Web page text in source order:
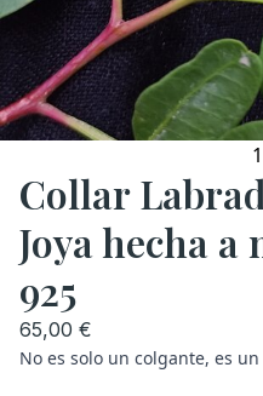
1
Collar
Joya hecha a
925
65,00 €
No es solo un colgante, es